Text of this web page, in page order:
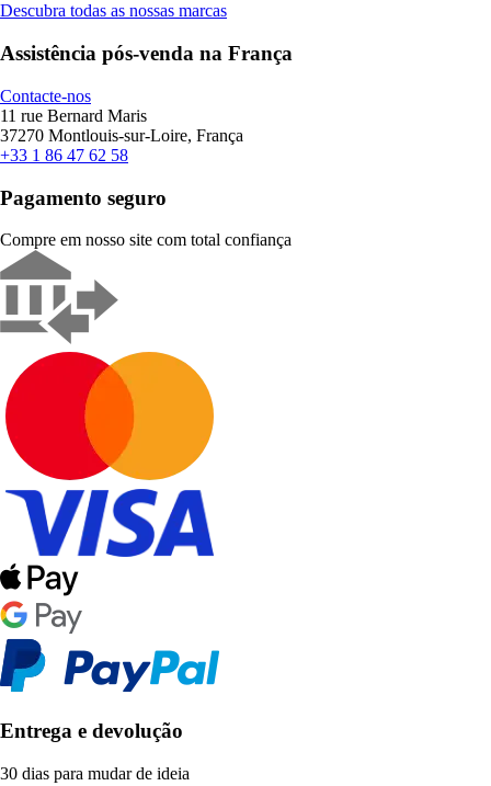
Descubra todas as nossas marcas
Assistência pós-venda na França
Contacte-nos
11 rue Bernard Maris
37270 Montlouis-sur-Loire, França
+33 1 86 47 62 58
Pagamento seguro
Compre em nosso site com total confiança
Entrega e devolução
30 dias para mudar de ideia